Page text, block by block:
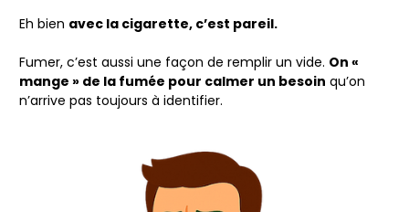
Eh bien avec la cigarette, c’est pareil.
Fumer, c’est aussi une façon de remplir un vide. On «
mange » de la fumée pour calmer un besoin qu’on
n’arrive pas toujours à identifier.